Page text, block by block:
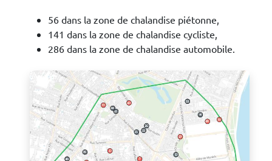
56 dans la zone de chalandise piétonne,
141 dans la zone de chalandise cycliste,
286 dans la zone de chalandise automobile.